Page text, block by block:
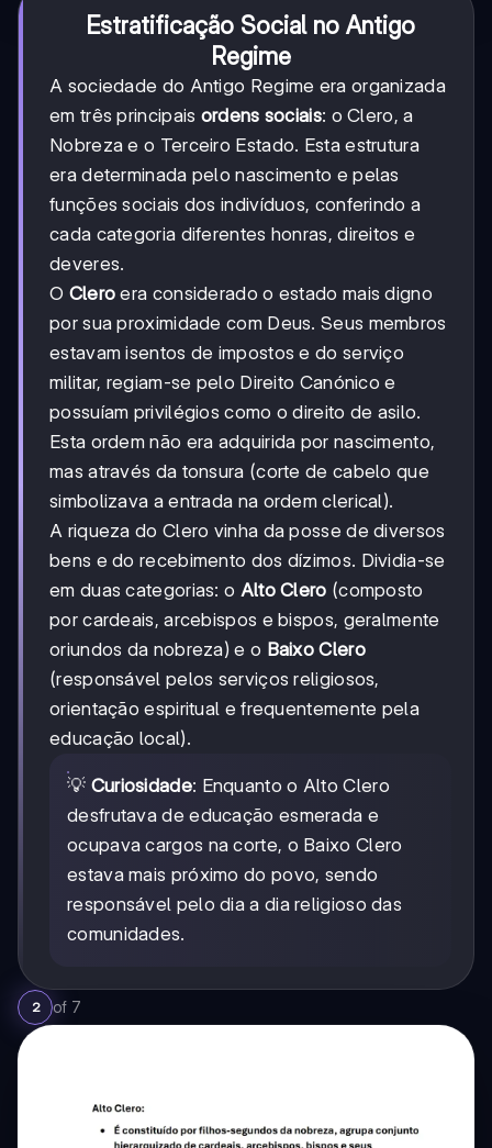
Estratificação Social no Antigo
Regime
A sociedade do Antigo Regime era organizada
em três principais ordens sociais: o Clero, a
Nobreza e o Terceiro Estado. Esta estrutura
era determinada pelo nascimento e pelas
funções sociais dos indivíduos, conferindo a
cada categoria diferentes honras, direitos e
deveres.
O Clero era considerado o estado mais digno
por sua proximidade com Deus. Seus membros
estavam isentos de impostos e do serviço
militar, regiam-se pelo Direito Canónico e
possuíam privilégios como o direito de asilo.
Esta ordem não era adquirida por nascimento,
mas através da tonsura (corte de cabelo que
simbolizava a entrada na ordem clerical).
A riqueza do Clero vinha da posse de diversos
bens e do recebimento dos dízimos. Dividia-se
em duas categorias: o Alto Clero (composto
por cardeais, arcebispos e bispos, geralmente
oriundos da nobreza) e o Baixo Clero
(responsável pelos serviços religiosos,
orientação espiritual e frequentemente pela
educação local).
💡 Curiosidade: Enquanto o Alto Clero
desfrutava de educação esmerada e
ocupava cargos na corte, o Baixo Clero
estava mais próximo do povo, sendo
responsável pelo dia a dia religioso das
comunidades.
2 of 7